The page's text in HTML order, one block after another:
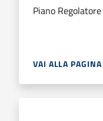
Piano
VAI ALLA PAGINA